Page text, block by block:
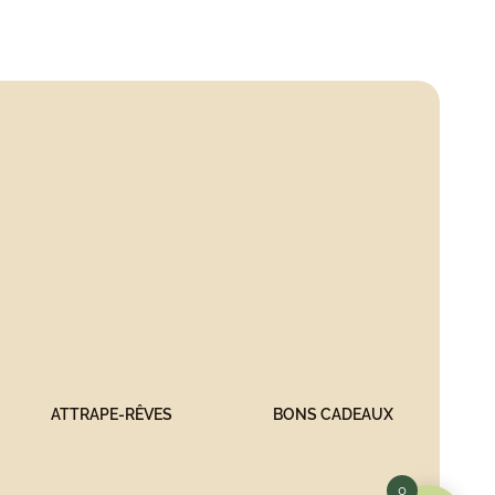
ATTRAPE-RÊVES BONS CADEAUX
0